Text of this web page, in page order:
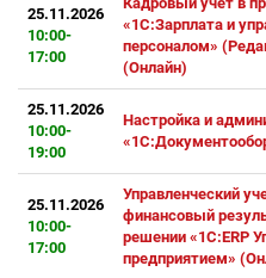
25.11.2026
10:00-
17:00
«1С:Зарплата и
персоналом»
(Онлайн)
25.11.2026
10:00-
19:00
Настройка и
25.11.2026
10:00-
17:00
Управленческий
финансовый
решении «1С:ERP
предприятием»